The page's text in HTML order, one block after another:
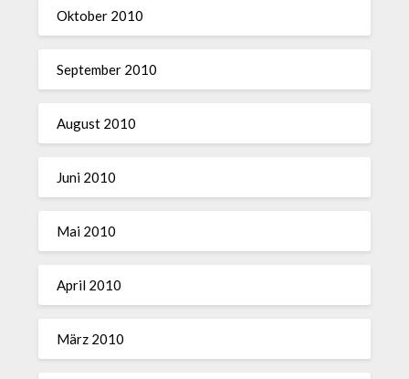
Oktober 2010
September 2010
August 2010
Juni 2010
Mai 2010
April 2010
März 2010